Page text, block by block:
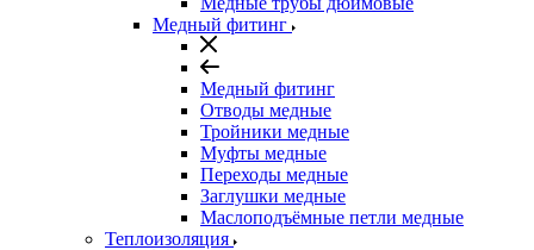
Медный фитинг
Медный фитинг
Отводы медные
Тройники медные
Муфты медные
Переходы медные
Заглушки медные
Маслоподъёмные петли медные
Теплоизоляция